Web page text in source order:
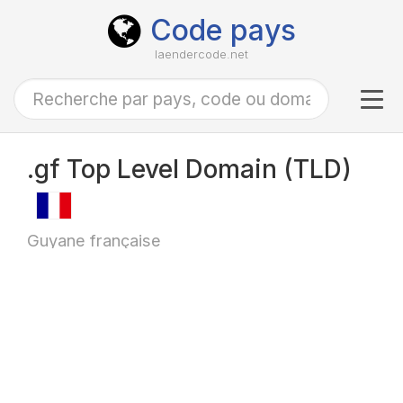
Code pays
laendercode.net
.gf Top Level Domain (TLD)
Guyane française